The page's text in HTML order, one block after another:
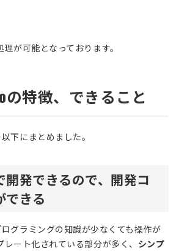
が可能となっております。
の特徴、できること
下にまとめました。
開発できるので、開発コ
できる
ログラミングの知識が少なくても操作が
ート化されている部分が多く、 シンプ